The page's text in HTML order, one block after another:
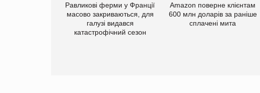
Равликові ферми у Франції
масово закриваються, для
галузі видався
катастрофічний сезон
Amazon поверне клієнтам
600 млн доларів за раніше
сплачені мита